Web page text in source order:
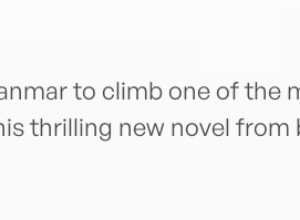
to climb one of the
thrilling new novel from